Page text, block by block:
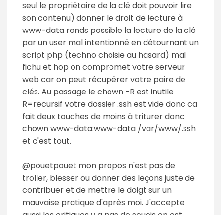
seul le propriétaire de la clé doit pouvoir lire
son contenu) donner le droit de lecture à
www-data rends possible la lecture de la clé
par un user mal intentionné en détournant un
script php (techno choisie au hasard) mal
fichu et hop on compromet votre serveur
web car on peut récupérer votre paire de
clés. Au passage le chown -R est inutile
R=recursif votre dossier .ssh est vide donc ca
fait deux touches de moins à triturer donc
chown www-data:www-data /var/www/.ssh
et c'est tout.
@pouetpouet mon propos n'est pas de
troller, blesser ou donner des leçons juste de
contribuer et de mettre le doigt sur un
mauvaise pratique d'après moi. J'accepte